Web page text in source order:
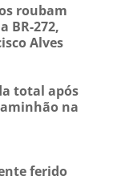
roubam
BR-272,
total após
na